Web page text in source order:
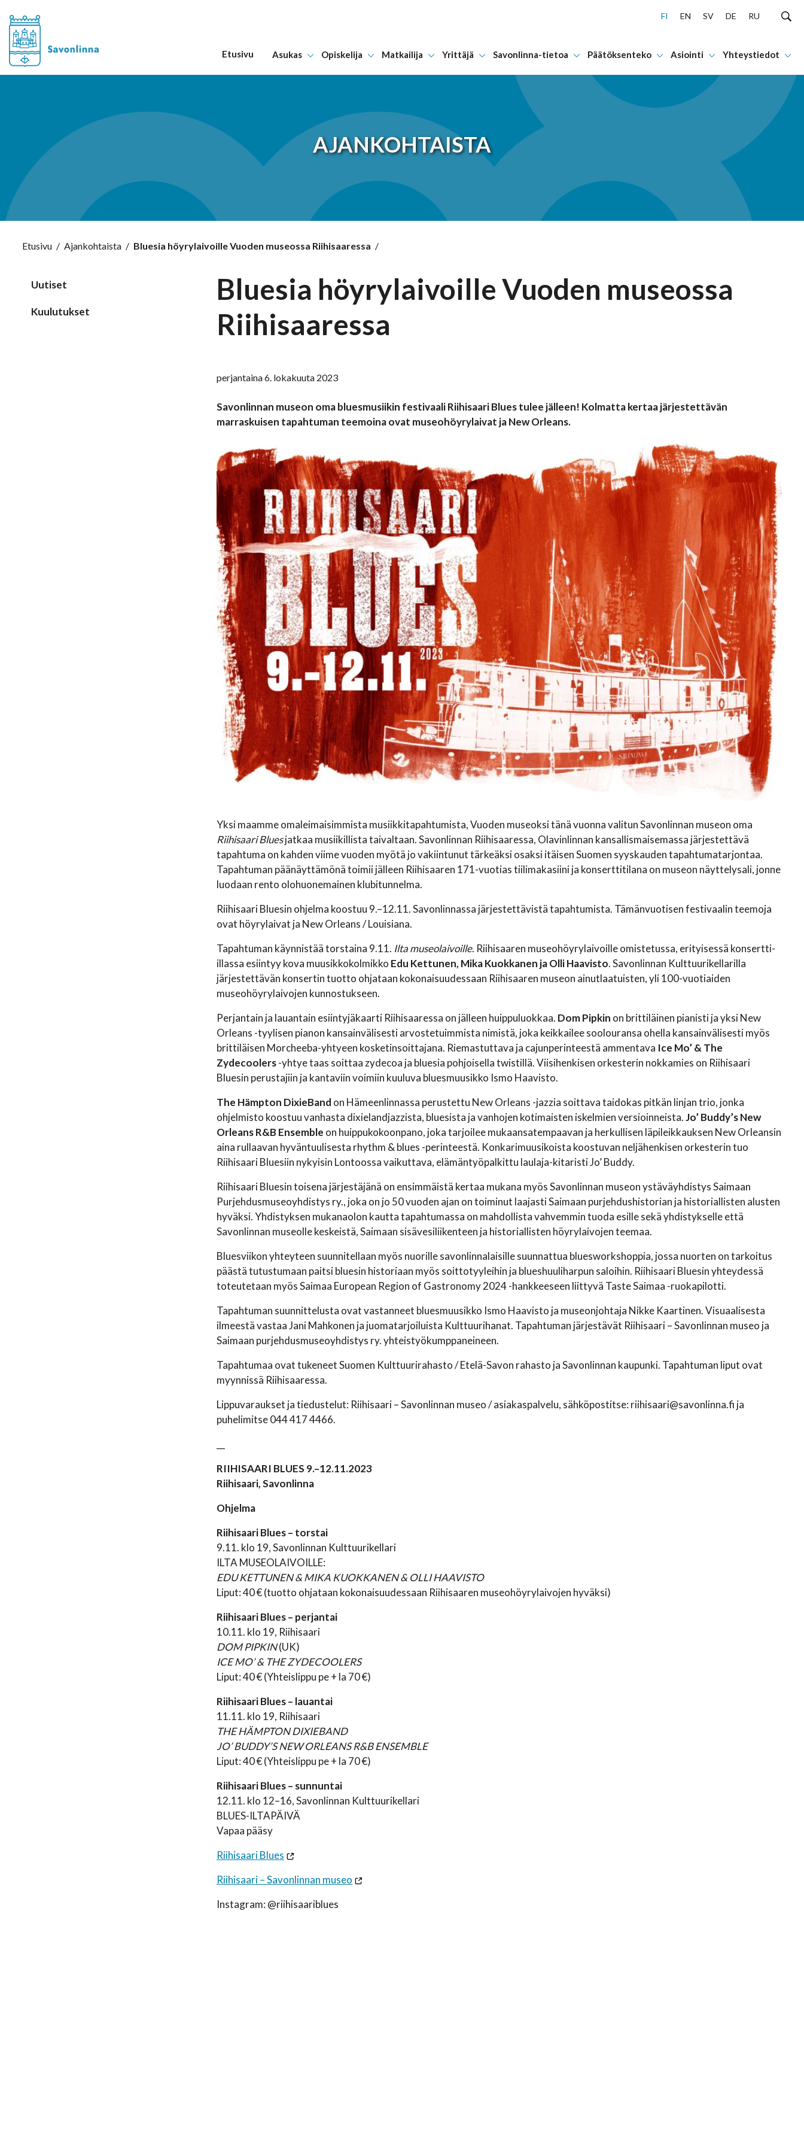
Hyppää sisältöön
FI EN SV DE RU
Etusivu Asukas Opiskelija Matkailija Yrittäjä Savonlinna-tietoa Päätöksenteko Asiointi Yhteystiedot
AJANKOHTAISTA
Etusivu / Ajankohtaista / Bluesia höyrylaivoille Vuoden museossa Riihisaaressa /
Uutiset
Kuulutukset
Bluesia höyrylaivoille Vuoden museossa
Riihisaaressa
perjantaina 6. lokakuuta 2023
Savonlinnan museon oma bluesmusiikin festivaali Riihisaari Blues tulee jälleen! Kolmatta kertaa järjestettävän
marraskuisen tapahtuman teemoina ovat museohöyrylaivat ja New Orleans.
Yksi maamme omaleimaisimmista musiikkitapahtumista, Vuoden museoksi tänä vuonna valitun Savonlinnan museon oma
Riihisaari Bluesjatkaa musiikillista taivaltaan. Savonlinnan Riihisaaressa, Olavinlinnan kansallismaisemassa järjestettävä
tapahtuma on kahden viime vuoden myötä jo vakiintunut tärkeäksi osaksi itäisen Suomen syyskauden tapahtumatarjontaa.
Tapahtuman päänäyttämönä toimii jälleen Riihisaaren 171-vuotias tiilimakasiini ja konserttitilana on museon näyttelysali, jonne
luodaan rento olohuonemainen klubitunnelma.
Riihisaari Bluesin ohjelma koostuu 9.–12.11. Savonlinnassa järjestettävistä tapahtumista. Tämänvuotisen festivaalin teemoja
ovat höyrylaivat ja New Orleans / Louisiana.
Tapahtuman käynnistää torstaina 9.11. Ilta museolaivoille. Riihisaaren museohöyrylaivoille omistetussa, erityisessä konsertti-
illassa esiintyy kova muusikkokolmikko Edu Kettunen, Mika Kuokkanen ja Olli Haavisto. Savonlinnan Kulttuurikellarilla
järjestettävän konsertin tuotto ohjataan kokonaisuudessaan Riihisaaren museon ainutlaatuisten, yli 100-vuotiaiden
museohöyrylaivojen kunnostukseen.
Perjantain ja lauantain esiintyjäkaarti Riihisaaressa on jälleen huippuluokkaa. Dom Pipkin on brittiläinen pianisti ja yksi New
Orleans -tyylisen pianon kansainvälisesti arvostetuimmista nimistä, joka keikkailee soolouransa ohella kansainvälisesti myös
brittiläisen Morcheeba-yhtyeen kosketinsoittajana. Riemastuttava ja cajunperinteestä ammentava Ice Mo’ & The
Zydecoolers-yhtye taas soittaa zydecoa ja bluesia pohjoisella twistillä. Viisihenkisen orkesterin nokkamies on Riihisaari
Bluesin perustajiin ja kantaviin voimiin kuuluva bluesmuusikko Ismo Haavisto.
The Hämpton DixieBand on Hämeenlinnassa perustettu New Orleans -jazzia soittava taidokas pitkän linjan trio, jonka
ohjelmisto koostuu vanhasta dixielandjazzista, bluesista ja vanhojen kotimaisten iskelmien versioinneista.Jo’ Buddy’s New
Orleans R&B Ensemble on huippukokoonpano, joka tarjoilee mukaansatempaavan ja herkullisen läpileikkauksen New Orleansin
aina rullaavan hyväntuulisesta rhythm & blues -perinteestä. Konkarimuusikoista koostuvan neljähenkisen orkesterin tuo
Riihisaari Bluesiin nykyisin Lontoossa vaikuttava, elämäntyöpalkittu laulaja-kitaristi Jo’ Buddy.
Riihisaari Bluesin toisena järjestäjänä on ensimmäistä kertaa mukana myös Savonlinnan museon ystäväyhdistys Saimaan
Purjehdusmuseoyhdistys ry., joka on jo 50 vuoden ajan on toiminut laajasti Saimaan purjehdushistorian ja historiallisten alusten
hyväksi. Yhdistyksen mukanaolon kautta tapahtumassa on mahdollista vahvemmin tuoda esille sekä yhdistykselle että
Savonlinnan museolle keskeistä, Saimaan sisävesiliikenteen ja historiallisten höyrylaivojen teemaa.
Bluesviikon yhteyteen suunnitellaan myös nuorille savonlinnalaisille suunnattua bluesworkshoppia, jossa nuorten on tarkoitus
päästä tutustumaan paitsi bluesin historiaan myös soittotyyleihin ja blueshuuliharpun saloihin. Riihisaari Bluesin yhteydessä
toteutetaan myös Saimaa European Region of Gastronomy 2024 -hankkeeseen liittyvä Taste Saimaa -ruokapilotti.
Tapahtuman suunnittelusta ovat vastanneet bluesmuusikko Ismo Haavisto ja museonjohtaja Nikke Kaartinen. Visuaalisesta
ilmeestä vastaa Jani Mahkonen ja juomatarjoiluista Kulttuurihanat. Tapahtuman järjestävät Riihisaari – Savonlinnan museo ja
Saimaan purjehdusmuseoyhdistys ry. yhteistyökumppaneineen.
Tapahtumaa ovat tukeneet Suomen Kulttuurirahasto / Etelä-Savon rahasto ja Savonlinnan kaupunki. Tapahtuman liput ovat
myynnissä Riihisaaressa.
Lippuvaraukset ja tiedustelut: Riihisaari – Savonlinnan museo / asiakaspalvelu, sähköpostitse: riihisaari@savonlinna.fi ja
puhelimitse 044 417 4466.
RIIHISAARI BLUES 9.–12.11.2023
Riihisaari, Savonlinna
Ohjelma
Riihisaari Blues – torstai
9.11. klo 19, Savonlinnan Kulttuurikellari
ILTA MUSEOLAIVOILLE:
EDU KETTUNEN & MIKA KUOKKANEN & OLLI HAAVISTO
Liput: 40 € (tuotto ohjataan kokonaisuudessaan Riihisaaren museohöyrylaivojen hyväksi)
Riihisaari Blues – perjantai
10.11. klo 19, Riihisaari
DOM PIPKIN(UK)
ICE MO’ & THE ZYDECOOLERS
Liput: 40 € (Yhteislippu pe + la 70 €)
Riihisaari Blues – lauantai
11.11. klo 19, Riihisaari
THE HÄMPTON DIXIEBAND
JO’ BUDDY’S NEW ORLEANS R&B ENSEMBLE
Liput: 40 € (Yhteislippu pe + la 70 €)
Riihisaari Blues – sunnuntai
12.11. klo 12–16, Savonlinnan Kulttuurikellari
BLUES-ILTAPÄIVÄ
Vapaa pääsy
Riihisaari Blues
Riihisaari – Savonlinnan museo
Instagram: @riihisaariblues